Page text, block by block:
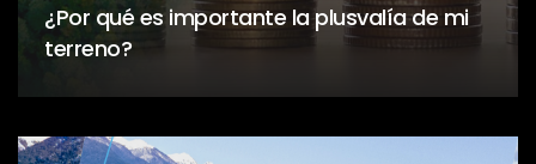
¿Por qué es importante la plusvalía de mi
terreno?